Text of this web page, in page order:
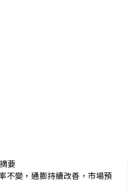
要
不變，通膨持續改善，市場預